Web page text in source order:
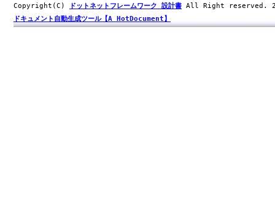
Copyright(C) ドットネットフレームワーク 設計書 All Right reserved.
ドキュメント自動生成ツール【A HotDocument】